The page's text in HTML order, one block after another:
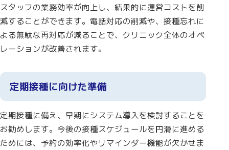
スタッフの業務効率が向上し、結果的に運営コストを削
減することができます。電話対応の削減や、接種忘れに
よる無駄な再対応が減ることで、クリニック全体のオペ
レーションが改善されます。
定期接種に向けた準備
定期接種に備え、早期にシステム導入を検討することを
お勧めします。今後の接種スケジュールを円滑に進める
ためには、予約の効率化やリマインダー機能が欠かせま